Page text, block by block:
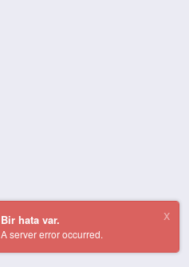
Bir hata var.
A server error occurred.